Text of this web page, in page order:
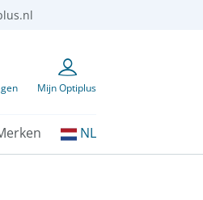
Mijn Optiplus
Kies
uw
NL